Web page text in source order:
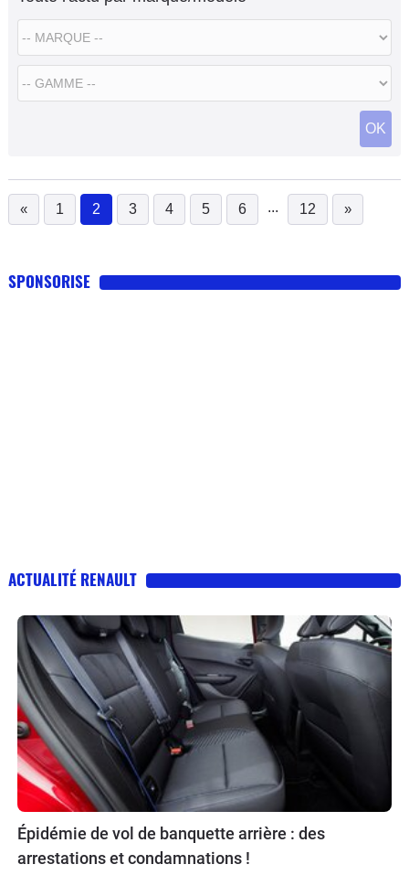
OK
« 1 2
(current)
3 4 5 6 ... 12 »
SPONSORISE
ACTUALITÉ RENAULT
Épidémie de vol de banquette arrière : des
arrestations et condamnations !